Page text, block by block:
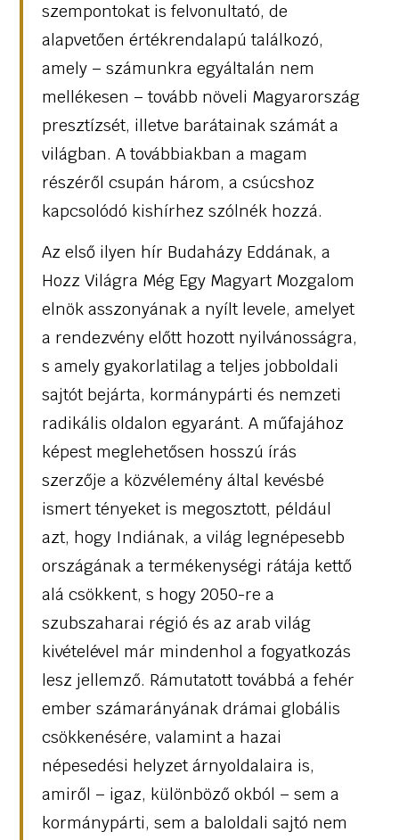
szempontokat is felvonultató, de
alapvetően értékrendalapú találkozó,
amely – számunkra egyáltalán nem
mellékesen – tovább növeli Magyarország
presztízsét, illetve barátainak számát a
világban. A továbbiakban a magam
részéről csupán három, a csúcshoz
kapcsolódó kishírhez szólnék hozzá.
Az első ilyen hír Budaházy Eddának, a
Hozz Világra Még Egy Magyart Mozgalom
elnök asszonyának a nyílt levele, amelyet
a rendezvény előtt hozott nyilvánosságra,
s amely gyakorlatilag a teljes jobboldali
sajtót bejárta, kormánypárti és nemzeti
radikális oldalon egyaránt. A műfajához
képest meglehetősen hosszú írás
szerzője a közvélemény által kevésbé
ismert tényeket is megosztott, például
azt, hogy Indiának, a világ legnépesebb
országának a termékenységi rátája kettő
alá csökkent, s hogy 2050-re a
szubszaharai régió és az arab világ
kivételével már mindenhol a fogyatkozás
lesz jellemző. Rámutatott továbbá a fehér
ember számarányának drámai globális
csökkenésére, valamint a hazai
népesedési helyzet árnyoldalaira is,
amiről – igaz, különböző okból – sem a
kormánypárti, sem a baloldali sajtó nem